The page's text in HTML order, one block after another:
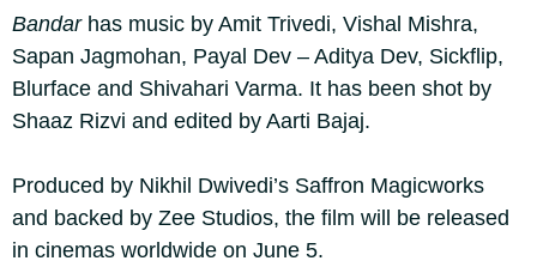
Bandarhas music by Amit Trivedi, Vishal Mishra,
Sapan Jagmohan, Payal Dev – Aditya Dev, Sickflip,
Blurface and Shivahari Varma. It has been shot by
Shaaz Rizvi and edited by Aarti Bajaj.
Produced by Nikhil Dwivedi’s Saffron Magicworks
and backed by Zee Studios, the film will be released
in cinemas worldwide on June 5.